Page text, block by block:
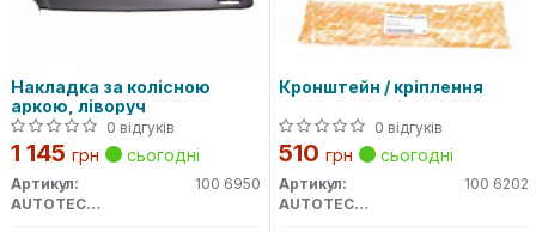
Накладка за колісною
аркою, ліворуч
0 відгуків
1 145 грн сьогодні
Артикул:
100 6950
AUTOTECHTEILE
Кронштейн / кріплення
0 відгуків
510 грн сьогодні
Артикул:
100 6202
AUTOTECHTEILE